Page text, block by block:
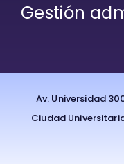
Gestión
Av. Universidad
Ciudad